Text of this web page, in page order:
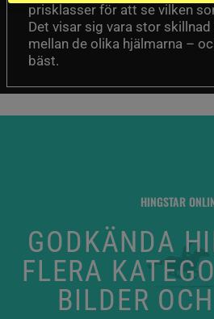
prisklasser för att se vilken
Det visar sig vara stor
mellan de olika hjälmarna –
bäst.
HINGSTAR
GODKÄNDA
FLERA
BILDER